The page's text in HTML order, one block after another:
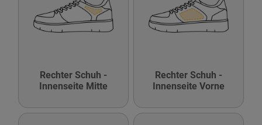
Rechter Schuh -
Innenseite Mitte
Rechter Schuh -
Innenseite Vorne